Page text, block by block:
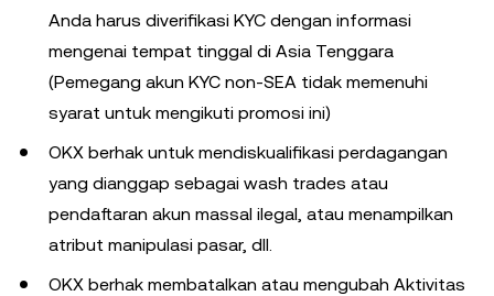
Anda harus diverifikasi KYC dengan informasi
mengenai tempat tinggal di Asia Tenggara
(Pemegang akun KYC non-SEA tidak memenuhi
syarat untuk mengikuti promosi ini)
OKX berhak untuk mendiskualifikasi perdagangan
yang dianggap sebagai wash trades atau
pendaftaran akun massal ilegal, atau menampilkan
atribut manipulasi pasar, dll.
OKX berhak membatalkan atau mengubah Aktivitas